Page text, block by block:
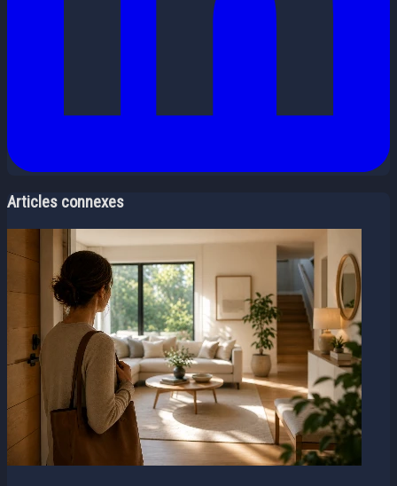
Articles connexes